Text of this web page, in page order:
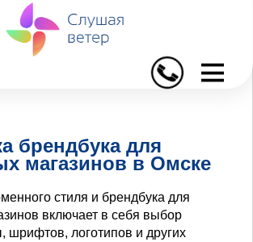
I
брендбука для
магазинов в Омске
стиля и брендбука для
включает в себя выбор
шрифтов, логотипов и других